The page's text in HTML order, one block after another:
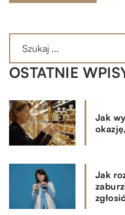
OSTATNIE
Jak
Jak